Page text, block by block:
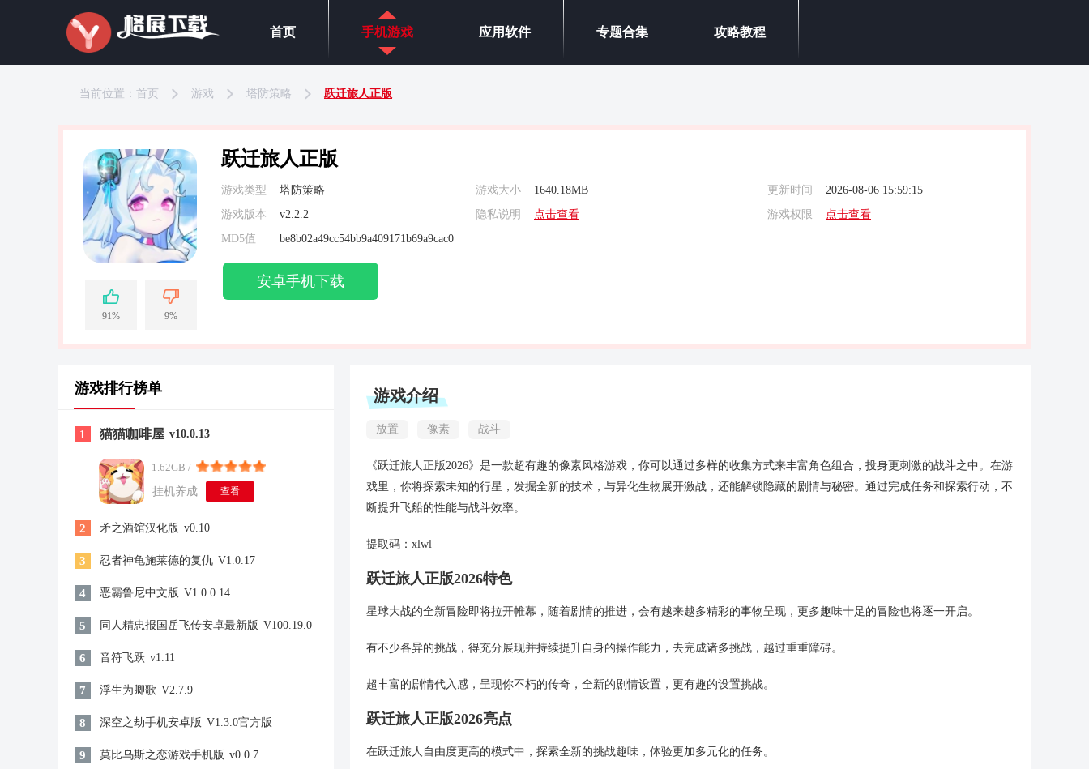
首页 手机游戏 应用软件 专题合集 攻略教程
当前位置： 首页 游戏 塔防策略 跃迁旅人正版
91% 9%
跃迁旅人正版
游戏类型 塔防策略 游戏大小 1640.18MB 更新时间
2026-08-06 15:59:15
游戏版本
v2.2.2 隐私说明 点击查看 游戏权限
点击查看
MD5值
be8b02a49cc54bb9a409171b69a9cac0
安卓手机下载
游戏排行榜单
1 猫猫咖啡屋 v10.0.13
1.62GB /
挂机养成
查看
2 矛之酒馆汉化版 v0.10
3 忍者神龟施莱德的复仇 V1.0.17
4 恶霸鲁尼中文版 V1.0.0.14
5 同人精忠报国岳飞传安卓最新版 V100.19.0
6 音符飞跃 v1.11
7 浮生为卿歌 V2.7.9
8 深空之劫手机安卓版 V1.3.0官方版
9 莫比乌斯之恋游戏手机版 v0.0.7
游戏介绍
放置 像素 战斗
《跃迁旅人正版2026》是一款超有趣的像素风格游戏，你可以通过多样的收集方式来丰富角色组合，投身更刺激的战斗之中。在游
戏里，你将探索未知的行星，发掘全新的技术，与异化生物展开激战，还能解锁隐藏的剧情与秘密。通过完成任务和探索行动，不
断提升飞船的性能与战斗效率。
提取码：xlwl
跃迁旅人正版2026特色
星球大战的全新冒险即将拉开帷幕，随着剧情的推进，会有越来越多精彩的事物呈现，更多趣味十足的冒险也将逐一开启。
有不少各异的挑战，得充分展现并持续提升自身的操作能力，去完成诸多挑战，越过重重障碍。
超丰富的剧情代入感，呈现你不朽的传奇，全新的剧情设置，更有趣的设置挑战。
跃迁旅人正版2026亮点
在跃迁旅人自由度更高的模式中，探索全新的挑战趣味，体验更加多元化的任务。